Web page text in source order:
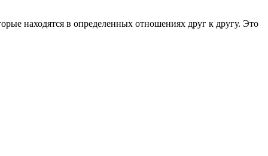
находятся в определенных отношениях друг к другу. Это